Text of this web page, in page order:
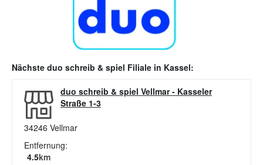
Nächste duo schreib & spiel Filiale in Kassel:
duo schreib & spiel Vellmar- Kasseler
Straße 1-3
34246 Vellmar
Entfernung:
4.5km